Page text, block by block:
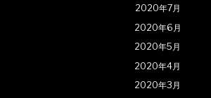
2020年7月
2020年6月
2020年5月
2020年4月
2020年3月